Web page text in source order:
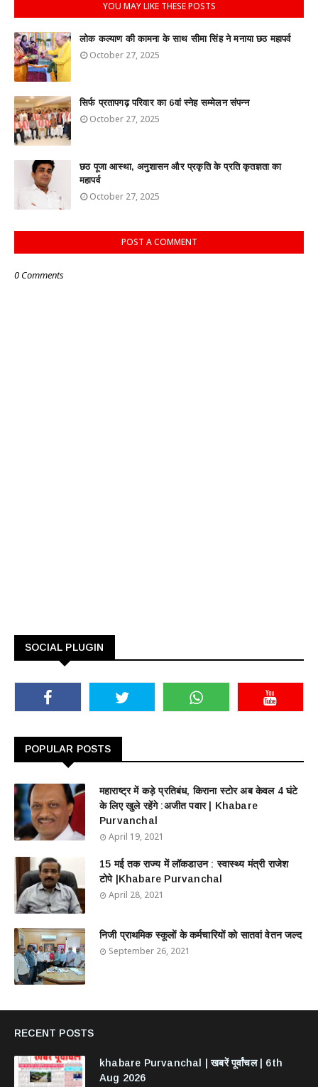
YOU MAY LIKE THESE POSTS
लोक कल्याण की कामना के साथ सीमा सिंह ने मनाया छठ महापर्व
October 27, 2025
सिर्फ प्रतापगढ़ परिवार का 6वां स्नेह सम्मेलन संपन्न
October 27, 2025
छठ पूजा आस्था, अनुशासन और प्रकृति के प्रति कृतज्ञता का
महापर्व
October 27, 2025
POST A COMMENT
0 Comments
SOCIAL PLUGIN
POPULAR POSTS
महाराष्ट्र में कड़े प्रतिबंध, किराना स्टोर अब केवल 4 घंटे
के लिए खुले रहेंगे :अजीत पवार | Khabare
Purvanchal
April 19, 2021
15 मई तक राज्य में लॉकडाउन : स्वास्थ्य मंत्री राजेश
टोपे |Khabare Purvanchal
April 28, 2021
निजी प्राथमिक स्कूलों के कर्मचारियों को सातवां वेतन जल्द
September 26, 2021
RECENT POSTS
khabare Purvanchal | खबरें पूर्वांचल | 6th
Aug 2026